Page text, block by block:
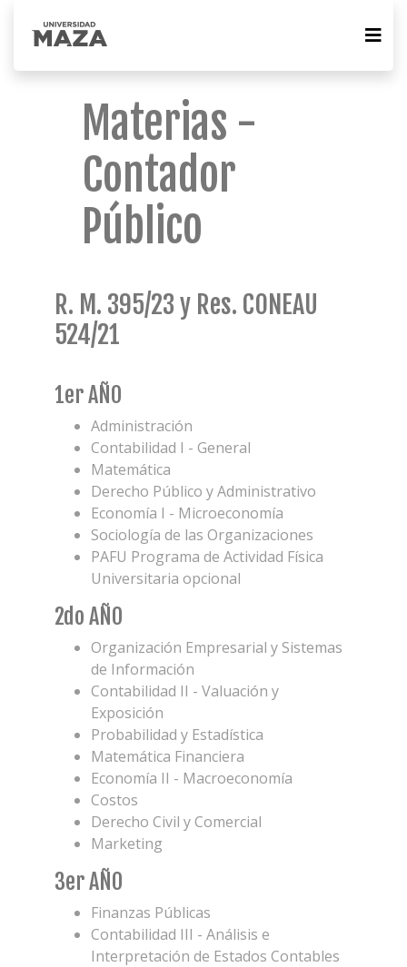
Materias -
Contador
Público
R. M. 395/23 y Res. CONEAU
524/21
1er AÑO
Administración
Contabilidad I - General
Matemática
Derecho Público y Administrativo
Economía I - Microeconomía
Sociología de las Organizaciones
PAFU Programa de Actividad Física
Universitaria opcional
2do AÑO
Organización Empresarial y Sistemas
de Información
Contabilidad II - Valuación y
Exposición
Probabilidad y Estadística
Matemática Financiera
Economía II - Macroeconomía
Costos
Derecho Civil y Comercial
Marketing
3er AÑO
Finanzas Públicas
Contabilidad III - Análisis e
Interpretación de Estados Contables